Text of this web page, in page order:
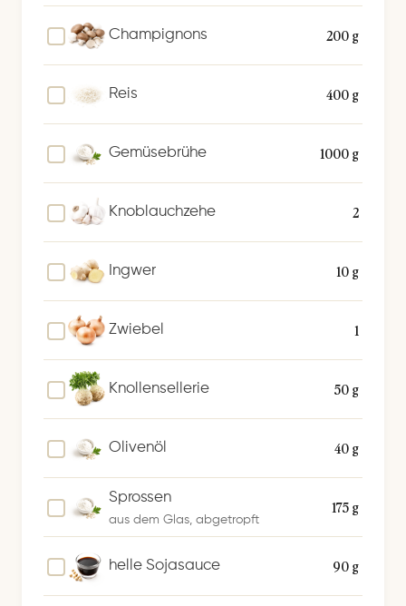
200 g
Champignons
400 g
Reis
1000 g
Gemüsebrühe
2
Knoblauchzehe
10 g
Ingwer
1
Zwiebel
50 g
Knollensellerie
40 g
Olivenöl
175 g
Sprossen
aus dem Glas, abgetropft
90 g
helle Sojasauce